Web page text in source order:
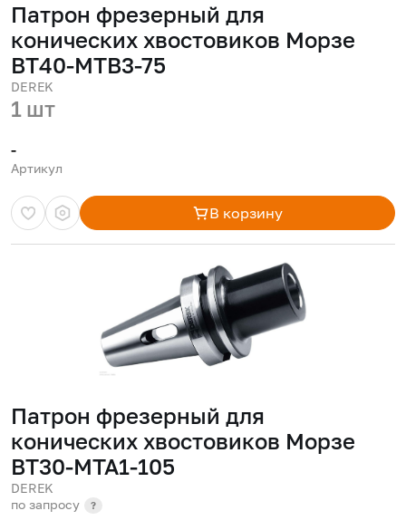
Патрон фрезерный для
конических хвостовиков Морзе
BT40-MTB3-75
DEREK
1 шт
-
Артикул
В корзину
Патрон фрезерный для
конических хвостовиков Морзе
BT30-MTA1-105
DEREK
по запросу
?